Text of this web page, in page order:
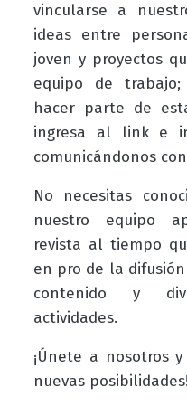
vincularse a
ideas entre
joven y proyectos
equipo de
hacer parte de
ingresa al link e
comunicándonos
No necesitas
nuestro equipo
revista al tiempo
en pro de la
contenido y
actividades.
¡Únete a nosotros
nuevas posibilidades!